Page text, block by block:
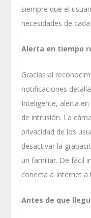
siempre que el
necesidades de
Alerta en tiempo
Gracias al
notificaciones
Inteligente, alerta
de intrusión. La
privacidad de los
desactivar la
un familiar. De fácil
conecta a Internet a
Antes de que